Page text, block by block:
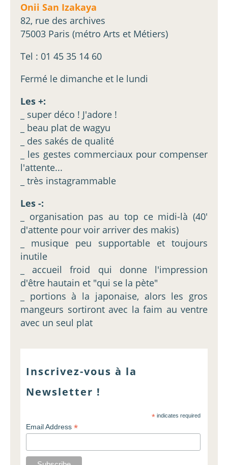
Onii San Izakaya
82, rue des archives
75003 Paris (métro Arts et Métiers)
Tel : 01 45 35 14 60
Fermé le dimanche et le lundi
Les +:
_ super déco ! J'adore !
_ beau plat de wagyu
_ des sakés de qualité
_ les gestes commerciaux pour compenser
l'attente...
_ très instagrammable
Les -:
_ organisation pas au top ce midi-là (40'
d'attente pour voir arriver des makis)
_ musique peu supportable et toujours
inutile
_ accueil froid qui donne l'impression
d'être hautain et "qui se la pète"
_ portions à la japonaise, alors les gros
mangeurs sortiront avec la faim au ventre
avec un seul plat
Inscrivez-vous à la
Newsletter !
*indicates required
Email Address*